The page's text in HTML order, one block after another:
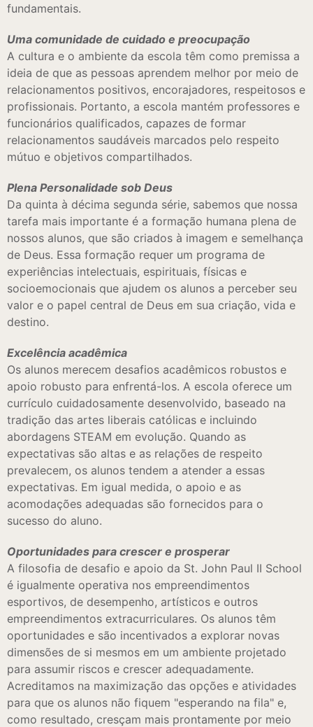
fundamentais.
Uma comunidade de cuidado e preocupação
A cultura e o ambiente da escola têm como premissa a
ideia de que as pessoas aprendem melhor por meio de
relacionamentos positivos, encorajadores, respeitosos e
profissionais. Portanto, a escola mantém professores e
funcionários qualificados, capazes de formar
relacionamentos saudáveis marcados pelo respeito
mútuo e objetivos compartilhados.
Plena Personalidade sob Deus
Da quinta à décima segunda série, sabemos que nossa
tarefa mais importante é a formação humana plena de
nossos alunos, que são criados à imagem e semelhança
de Deus. Essa formação requer um programa de
experiências intelectuais, espirituais, físicas e
socioemocionais que ajudem os alunos a perceber seu
valor e o papel central de Deus em sua criação, vida e
destino.
Excelência acadêmica
Os alunos merecem desafios acadêmicos robustos e
apoio robusto para enfrentá-los. A escola oferece um
currículo cuidadosamente desenvolvido, baseado na
tradição das artes liberais católicas e incluindo
abordagens STEAM em evolução. Quando as
expectativas são altas e as relações de respeito
prevalecem, os alunos tendem a atender a essas
expectativas. Em igual medida, o apoio e as
acomodações adequadas são fornecidos para o
sucesso do aluno.
Oportunidades para crescer e prosperar
A filosofia de desafio e apoio da St. John Paul II School
é igualmente operativa nos empreendimentos
esportivos, de desempenho, artísticos e outros
empreendimentos extracurriculares. Os alunos têm
oportunidades e são incentivados a explorar novas
dimensões de si mesmos em um ambiente projetado
para assumir riscos e crescer adequadamente.
Acreditamos na maximização das opções e atividades
para que os alunos não fiquem "esperando na fila" e,
como resultado, cresçam mais prontamente por meio